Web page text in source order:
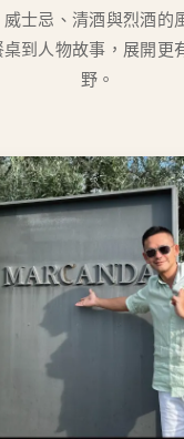
士忌、清酒與烈酒的
到人物故事，展開更
野。